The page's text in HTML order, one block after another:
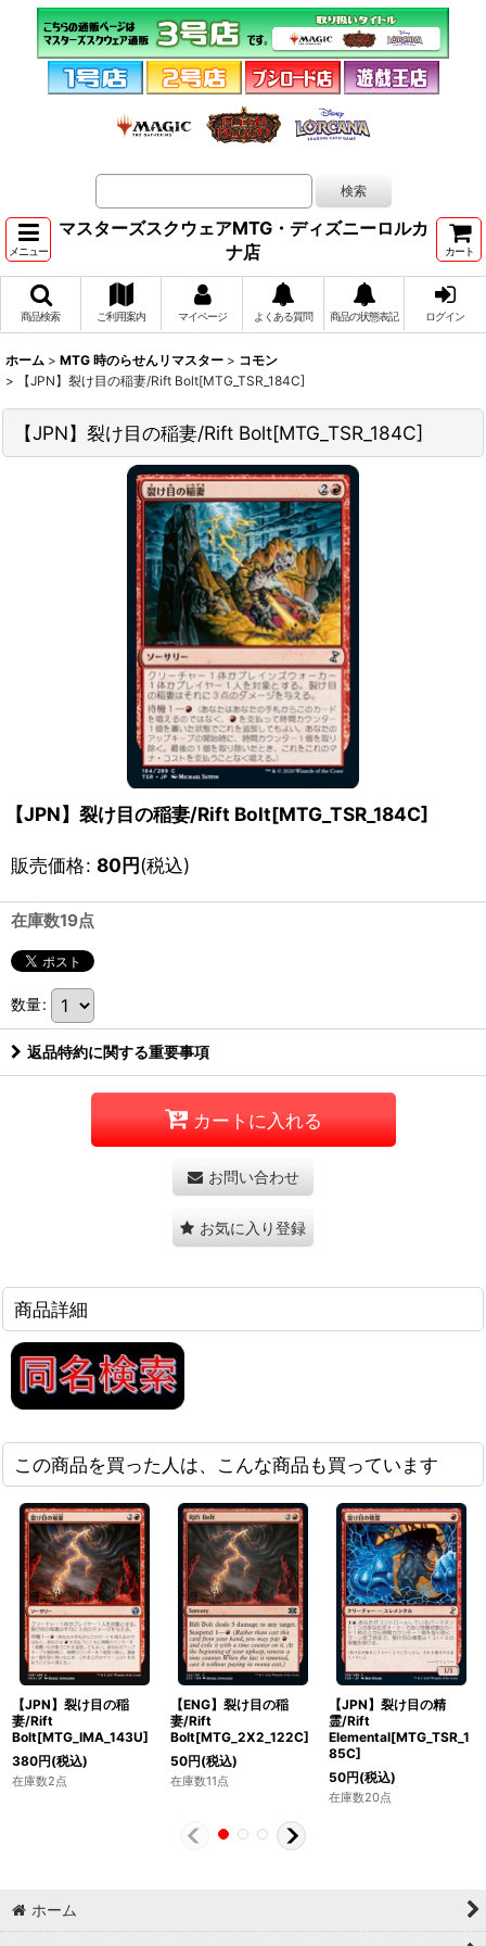
メニュー
マスターズスクウェアMTG・ディズニーロルカ
ナ店
カート
商品検索 ご利用案内 マイページ よくある質問 商品の状態表記 ログイン
ホーム > MTG 時のらせんリマスター > コモン
>
【JPN】裂け目の稲妻/Rift Bolt[MTG_TSR_184C]
【JPN】裂け目の稲妻/Rift Bolt[MTG_TSR_184C]
【JPN】裂け目の稲妻/Rift Bolt[MTG_TSR_184C]
販売価格: 80円(税込)
在庫数19点
数量:
返品特約に関する重要事項
カートに入れる
お問い合わせ
お気に入り登録
商品詳細
この商品を買った人は、こんな商品も買っています
【JPN】裂け目の稲
妻/Rift
Bolt[MTG_IMA_143U]
380円(税込)
在庫数2点
【ENG】裂け目の稲
妻/Rift
Bolt[MTG_2X2_122C]
50円(税込)
在庫数11点
【JPN】裂け目の精
霊/Rift
Elemental[MTG_TSR_1
85C]
50円(税込)
在庫数20点
ホーム